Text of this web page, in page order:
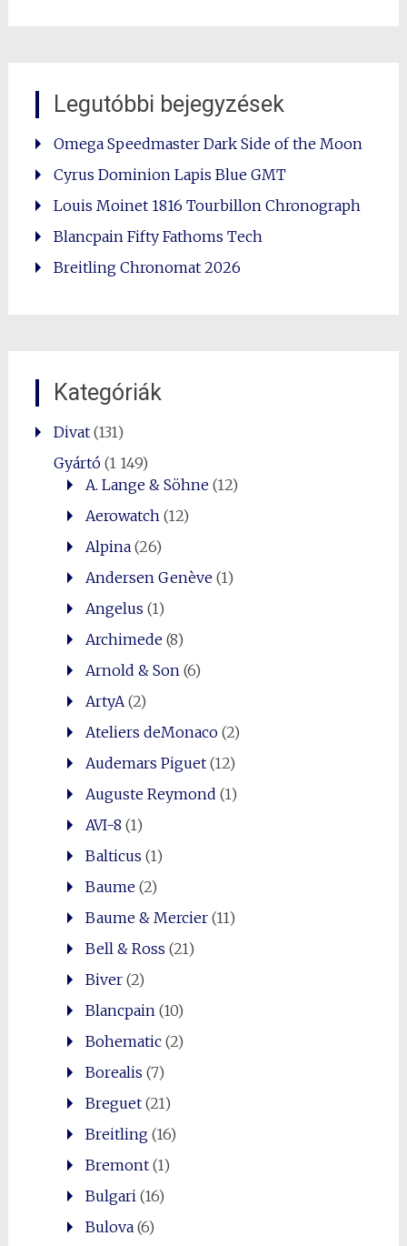
Legutóbbi bejegyzések
Omega Speedmaster Dark Side of the Moon
Cyrus Dominion Lapis Blue GMT
Louis Moinet 1816 Tourbillon Chronograph
Blancpain Fifty Fathoms Tech
Breitling Chronomat 2026
Kategóriák
Divat(131)
Gyártó(1 149)
A. Lange & Söhne(12)
Aerowatch (12)
Alpina(26)
Andersen Genève(1)
Angelus (1)
Archimede(8)
Arnold & Son (6)
ArtyA (2)
Ateliers deMonaco(2)
Audemars Piguet(12)
Auguste Reymond (1)
AVI-8 (1)
Balticus (1)
Baume(2)
Baume & Mercier(11)
Bell & Ross (21)
Biver(2)
Blancpain (10)
Bohematic(2)
Borealis (7)
Breguet(21)
Breitling(16)
Bremont(1)
Bulgari (16)
Bulova(6)